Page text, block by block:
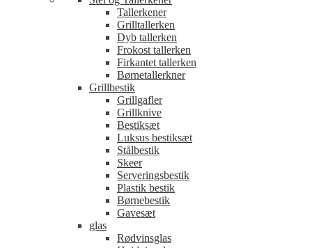
Tallerkener
Grilltallerken
Dyb tallerken
Frokost tallerken
Firkantet tallerken
Børnetallerkner
Grillbestik
Grillgafler
Grillknive
Bestiksæt
Luksus bestiksæt
Stålbestik
Skeer
Serveringsbestik
Plastik bestik
Børnebestik
Gavesæt
glas
Rødvinsglas